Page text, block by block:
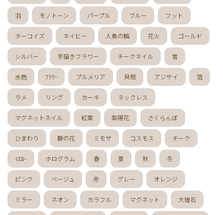
羽 モノトーン パープル ブルー フット
ターコイズ ネイビー 人魚の鱗 花火 ゴールド
シルバー 手描きフラワー チークネイル 雪
水色 ﾌﾗﾜｰ プルメリア 貝殻 アジサイ 箔
ラメ リング カーキ ネックレス
マグネットネイル 紅葉 紫陽花 さくらんぼ
ひまわり 藤の花 ミモザ コスモス チーク
ｲｴﾛｰ ホログラム 春 夏 秋 冬
ピンク ベージュ 赤 グレー オレンジ
ミラー ネオン カラフル マグネット 大理石